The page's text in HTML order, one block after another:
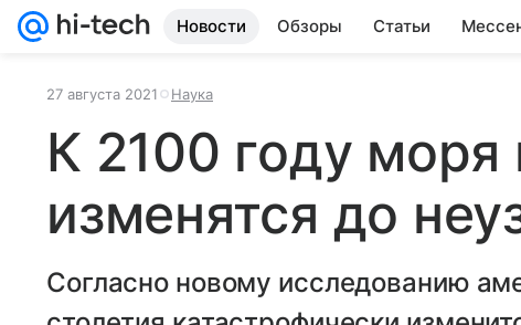
Новости Обзоры Статьи
27 августа 2021 Наука
К 2100 году моря
изменятся до
Согласно новому исследованию